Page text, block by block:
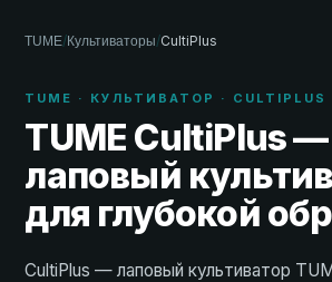
TUME/Культиваторы/CultiPlus
TUME · КУЛЬТИВАТОР · CULTIPLUS
TUME CultiPlus —
лаповый
для глубокой
CultiPlus — лаповый культиватор